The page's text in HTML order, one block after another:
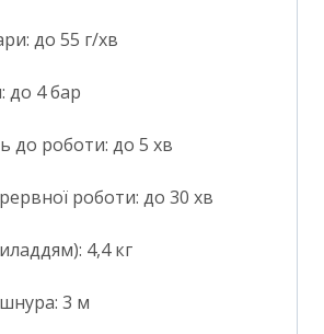
до 55 г/хв
до 4 бар
до роботи: до 5 хв
роботи: до 30 хв
4,4 кг
3 м